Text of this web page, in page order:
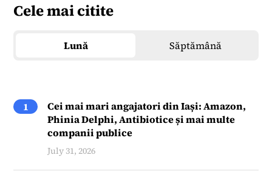
Cele mai citite
Lună Săptămână
1
Cei mai mari angajatori din Iași: Amazon,
Phinia Delphi, Antibiotice și mai multe
companii publice
July 31, 2026